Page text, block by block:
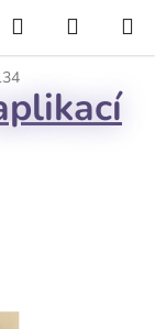
Hledat
KOŠÍK